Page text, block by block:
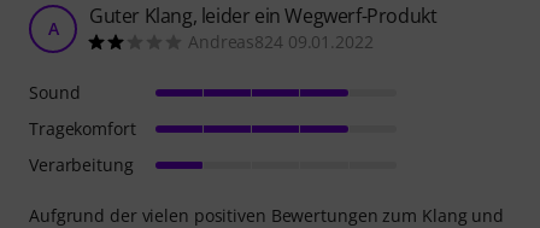
A Guter Klang, leider ein Wegwerf-Produkt
Andreas824 09.01.2022
Aufgrund der vielen positiven Bewertungen zum Klang und
Sound
Tragekomfort
Verarbeitung